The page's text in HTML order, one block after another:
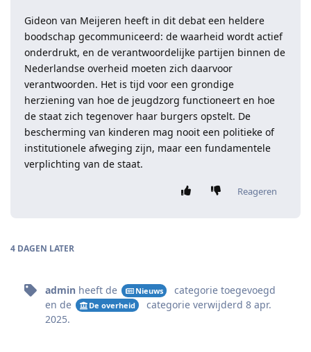
Gideon van Meijeren heeft in dit debat een heldere
boodschap gecommuniceerd: de waarheid wordt actief
onderdrukt, en de verantwoordelijke partijen binnen de
Nederlandse overheid moeten zich daarvoor
verantwoorden. Het is tijd voor een grondige
herziening van hoe de jeugdzorg functioneert en hoe
de staat zich tegenover haar burgers opstelt. De
bescherming van kinderen mag nooit een politieke of
institutionele afweging zijn, maar een fundamentele
verplichting van de staat.
Reageren
4 DAGEN LATER
admin heeft de Nieuws categorie toegevoegd
en de
De overheid categorie verwijderd 8 apr.
2025.